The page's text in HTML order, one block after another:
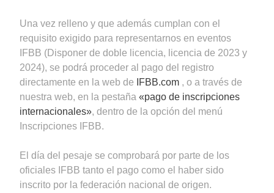
Una vez relleno y que además cumplan con el
requisito exigido para representarnos en eventos
IFBB (Disponer de doble licencia, licencia de 2023 y
2024), se podrá proceder al pago del registro
directamente en la web de
IFBB.com , o a través de
nuestra web, en la pestaña «pago de inscripciones
internacionales», dentro de la opción del menú
Inscripciones IFBB.
El día del pesaje se comprobará por parte de los
oficiales IFBB tanto el pago como el haber sido
inscrito por la federación nacional de origen.